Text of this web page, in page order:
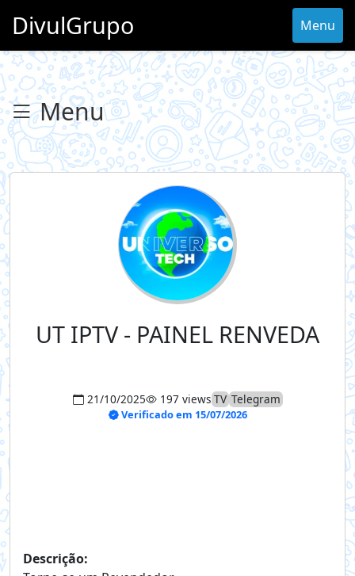
DivulGrupo Menu
Menu
UT IPTV - PAINEL RENVEDA
21/10/2025 197 views TV Telegram
Verificado em 15/07/2026
Descrição: